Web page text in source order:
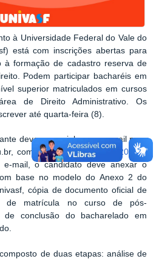
à Universidade Federal do Vale do
está com inscrições abertas para
à formação de cadastro reserva de
Podem participar bacharéis em
superior matriculados em cursos
de Direito Administrativo. Os
até quarta-feira (8).
deve encaminhar um e-mail para
com o assunto “Edital 01/2024–
e-mail, o candidato deve anexar o
base no modelo do Anexo 2 do
cópia de documento oficial de
de matrícula no curso de pós-
de conclusão do bacharelado em
de duas etapas: análise de